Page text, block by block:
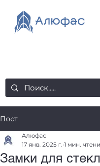
Пост
Замки для
Алюфас
17 янв. 2025 г. 1 мин.